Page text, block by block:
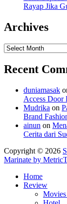
Rayap Jika
Archives
Archives
Recent
duniamasak
Access Door
Mudrika on
Brand
ainun on
Cerita dari
Copyright © 2026
Marinate by
Home
Review